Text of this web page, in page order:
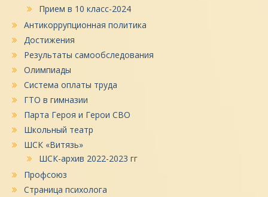
Прием в 10 класс-2024
Антикоррупционная политика
Достижения
Результаты самообследования
Олимпиады
Система оплаты труда
ГТО в гимназии
Парта Героя и Герои СВО
Школьный театр
ШСК «Витязь»
ШСК-архив 2022-2023 гг
Профсоюз
Страница психолога